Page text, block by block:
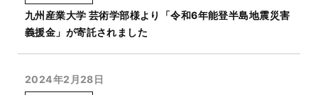
九州産業大学 芸術学部様より「令和6年能登半島地震災害
義援金」が寄託されました
2024年2月28日